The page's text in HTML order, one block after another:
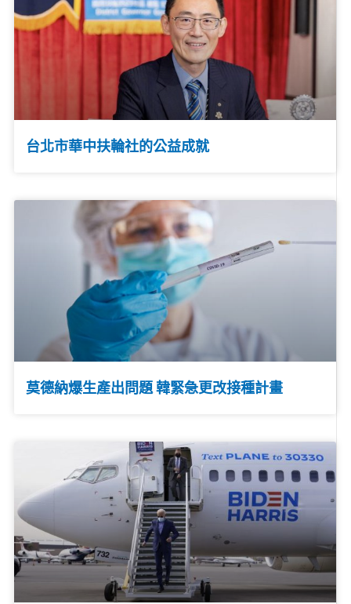
台北市華中扶輪社的公益成就
莫德納爆生產出問題 韓緊急更改接種計畫